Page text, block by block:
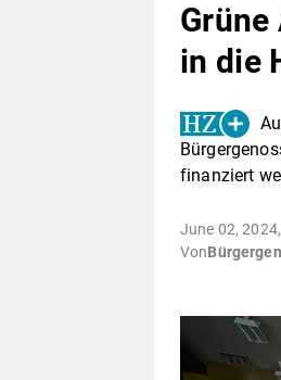
in die
finanziert
June 02,
Von